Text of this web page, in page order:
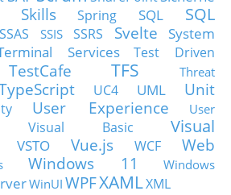
Skills Spring SQL
SQL
SSAS SSIS SSRS Svelte
System
Services
Test Driven
TestCafe TFS
Threat
UC4 UML
Unit
User Experience
User
Visual Basic
Visual
VSTO Vue.js WCF
Web
Windows 11
Windows
WinUI WPFXAMLXML